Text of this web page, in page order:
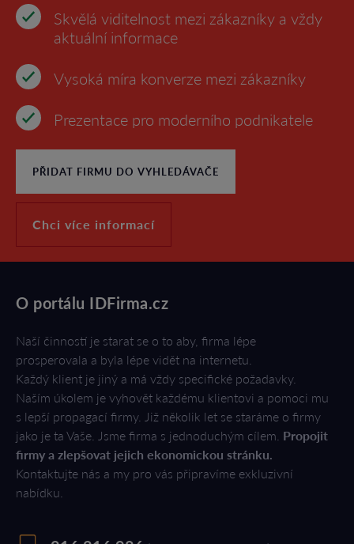
Skvělá viditelnost mezi zákazníky a vždy
aktuální informace
Vysoká míra konverze mezi zákazníky
Prezentace pro moderního podnikatele
PŘIDAT FIRMU DO VYHLEDÁVAČE
Chci více informací
O portálu IDFirma.cz
Naší činností je starat se o to aby, firma lépe
prosperovala a byla lépe vidět na internetu.
Každý klient je jiný a má vždy specifické požadavky.
Naším úkolem je vyhovět každému klientovi a pomoci mu
s lepší propagací firmy. Již několik let se staráme o firmy
jako je ta Vaše. Jsme firma s jednoduchým cílem. Propojit
firmy a zlepšovat jejich ekonomickou stránku.
Kontaktujte nás a my pro vás připravíme exkluzivní
nabídku.